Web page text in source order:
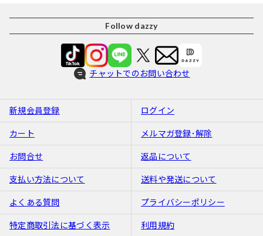
Follow dazzy
チャットでのお問い合わせ
新規会員登録 ログイン
カート メルマガ登録･解除
お問合せ 返品について
支払い方法について 送料や発送について
よくある質問 プライバシーポリシー
特定商取引法に基づく表示 利用規約